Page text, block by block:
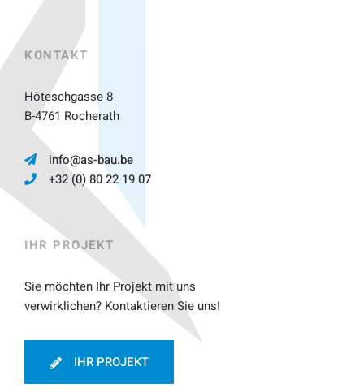
KONTAKT
Höteschgasse 8
B-4761 Rocherath
info@as-bau.be
+32 (0) 80 22 19 07
IHR PROJEKT
Sie möchten Ihr Projekt mit uns
verwirklichen? Kontaktieren Sie uns!
IHR PROJEKT